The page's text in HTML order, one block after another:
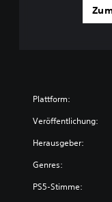
Plattform:
Veröffentlichung:
Herausgeber:
Genres:
PS5-Stimme: